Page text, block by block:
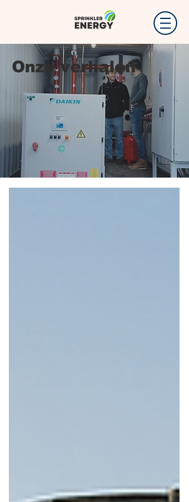
Onze verhalen